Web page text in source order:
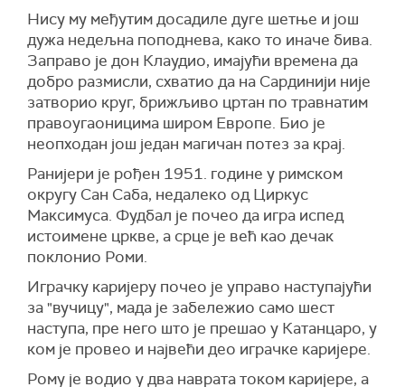
Нису му међутим досадиле дуге шетње и још
дужа недељна поподнева, како то иначе бива.
Заправо је дон Клаудио, имајући времена да
добро размисли, схватио да на Сардинији није
затворио круг, брижљиво цртан по травнатим
правоугаоницима широм Европе. Био је
неопходан још један магичан потез за крај.
Ранијери је рођен 1951. године у римском
округу Сан Саба, недалеко од Циркус
Максимуса. Фудбал је почео да игра испед
истоимене цркве, а срце је већ као дечак
поклонио Роми.
Играчку каријеру почео је управо наступајући
за "вучицу", мада је забележио само шест
наступа, пре него што је прешао у Катанцаро, у
ком је провео и највећи део играчке каријере.
Рому је водио у два наврата током каријере, а